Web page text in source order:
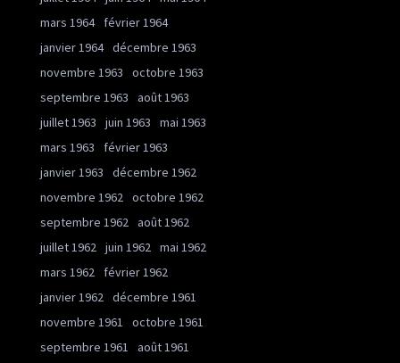
mars 1964
février 1964
janvier 1964 décembre 1963
novembre 1963
octobre 1963
septembre 1963
août 1963
juillet 1963
juin 1963
mai 1963
mars 1963
février 1963
janvier 1963
décembre 1962
novembre 1962 octobre 1962
septembre 1962 août 1962
juillet 1962 juin 1962 mai 1962
mars 1962
février 1962
janvier 1962 décembre 1961
novembre 1961
octobre 1961
septembre 1961
août 1961